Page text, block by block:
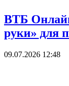
ВТБ
руки» для
09.07.2026 12:48